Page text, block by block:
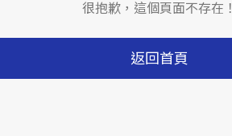
很抱歉，這個頁面不存在！
返回首頁